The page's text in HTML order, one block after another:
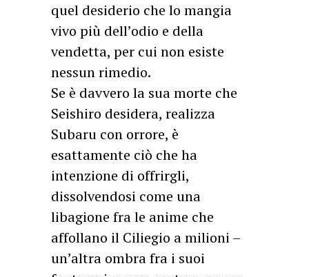
quel desiderio che lo mangia
vivo più dell’odio e della
vendetta, per cui non esiste
nessun rimedio.
Se è davvero la sua morte che
Seishiro desidera, realizza
Subaru con orrore, è
esattamente ciò che ha
intenzione di offrirgli,
dissolvendosi come una
libagione fra le anime che
affollano il Ciliegio a milioni –
un’altra ombra fra i suoi